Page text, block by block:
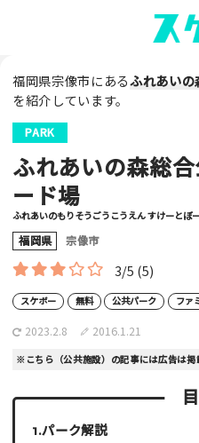
福岡県宗像市にあるふれあい
を紹介しています。
PARK
ふれあいの森総
ード場
ふれあいのもりそうごうこうえん すけーとぼ
福岡県 宗像市
3/5 (5)
スケボー 無料 公共パーク ファ
2023.2.8 2016.1.21
※こちら（公共施設）の記事には広告は掲
パーク解説